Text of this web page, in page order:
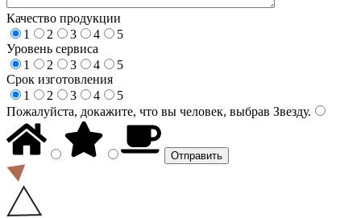
Качество продукции
1
2 3 4
5
Уровень сервиса
1
2 3 4
5
Срок изготовления
1
2 3 4
5
Пожалуйста, докажите, что вы человек, выбрав Звезду.